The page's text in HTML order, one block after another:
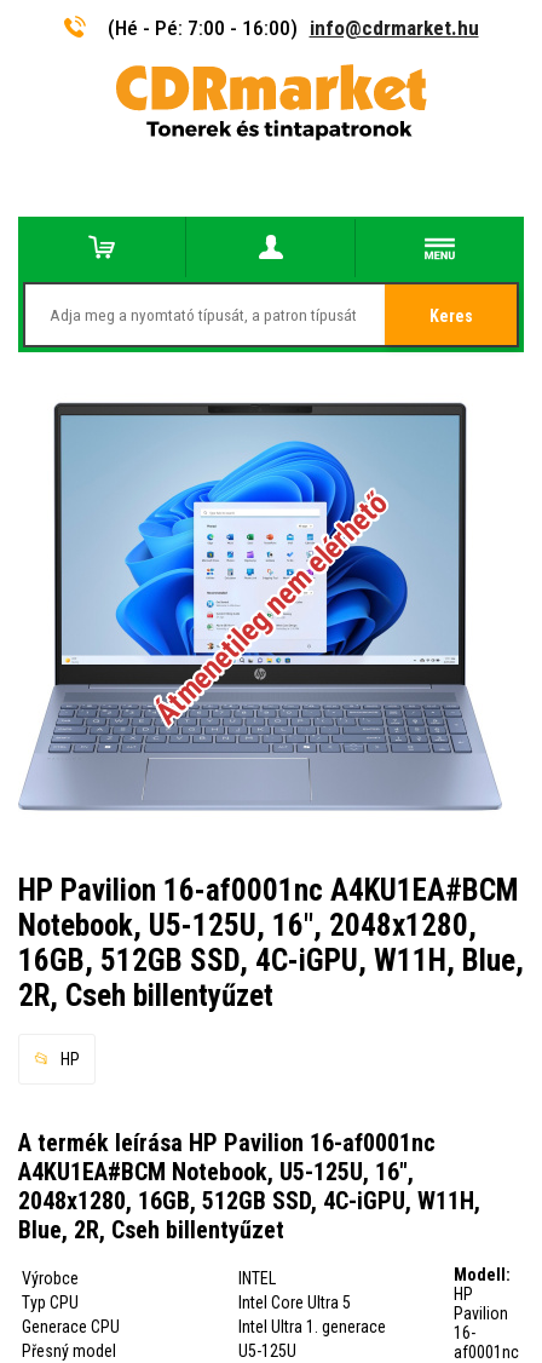
(Hé - Pé: 7:00 - 16:00) info@cdrmarket.hu
Keres
Átmenetileg nem elérhető
HP Pavilion 16-af0001nc A4KU1EA#BCM
Notebook, U5-125U, 16", 2048x1280,
16GB, 512GB SSD, 4C-iGPU, W11H, Blue,
2R, Cseh billentyűzet
HP
A termék leírása HP Pavilion 16-af0001nc
A4KU1EA#BCM Notebook, U5-125U, 16",
2048x1280, 16GB, 512GB SSD, 4C-iGPU, W11H,
Blue, 2R, Cseh billentyűzet
Výrobce
INTEL
Typ CPU
Intel Core Ultra 5
Generace CPU
Intel Ultra 1. generace
Přesný model
U5-125U
Modell:
HP
Pavilion
16-
af0001nc